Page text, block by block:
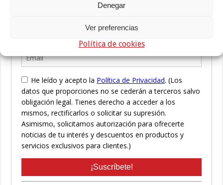
Denegar
Ver preferencias
Política de cookies